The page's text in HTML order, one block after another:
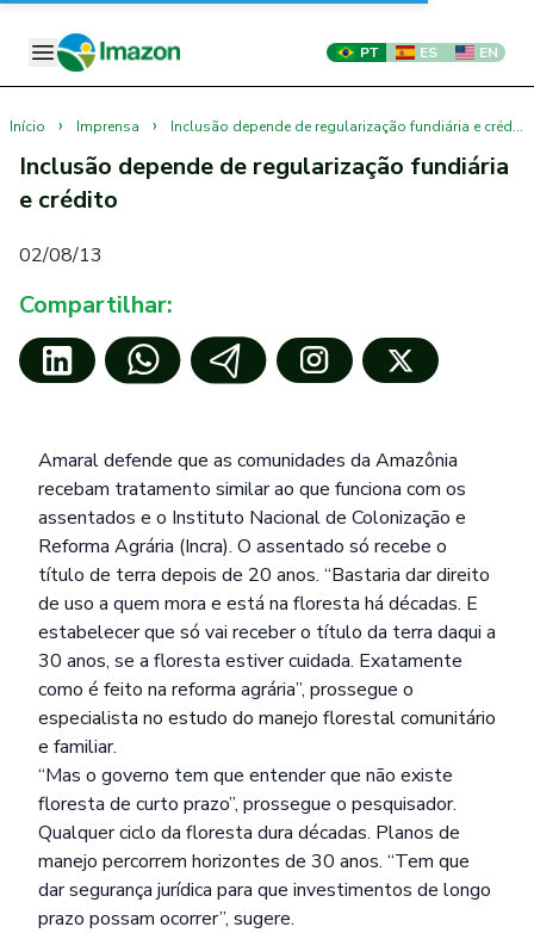
PT ES EN
Início › Imprensa › Inclusão depende de regularização fundiária e crédito
Inclusão depende de regularização fundiária
e crédito
02/08/13
Compartilhar:
Amaral defende que as comunidades da Amazônia
recebam tratamento similar ao que funciona com os
assentados e o Instituto Nacional de Colonização e
Reforma Agrária (Incra). O assentado só recebe o
título de terra depois de 20 anos. “Bastaria dar direito
de uso a quem mora e está na floresta há décadas. E
estabelecer que só vai receber o título da terra daqui a
30 anos, se a floresta estiver cuidada. Exatamente
como é feito na reforma agrária”, prossegue o
especialista no estudo do manejo florestal comunitário
e familiar.
“Mas o governo tem que entender que não existe
floresta de curto prazo”, prossegue o pesquisador.
Qualquer ciclo da floresta dura décadas. Planos de
manejo percorrem horizontes de 30 anos. “Tem que
dar segurança jurídica para que investimentos de longo
prazo possam ocorrer”, sugere.